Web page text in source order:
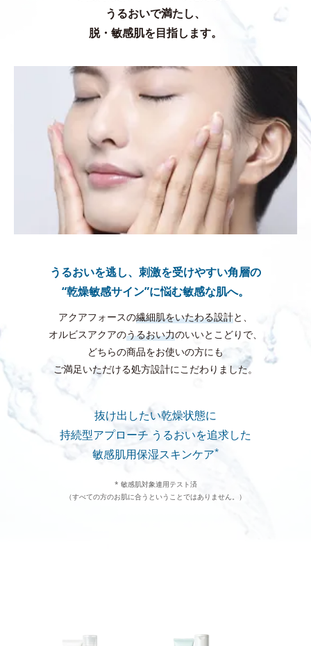
うるおいで満たし、
脱・敏感肌を目指します。
うるおいを逃し、刺激を受けやすい角層の
“乾燥敏感サイン”に悩む敏感な肌へ。
アクアフォースの繊細肌をいたわる設計と、
オルビスアクアのうるおい力のいいとこどりで、
どちらの商品をお使いの方にも
ご満足いただける処方設計にこだわりました。
抜け出したい乾燥状態に
持続型アプローチ うるおいを追求した
敏感肌用保湿スキンケア*
* 敏感肌対象連用テスト済
（すべての方のお肌に合うということではありません。）